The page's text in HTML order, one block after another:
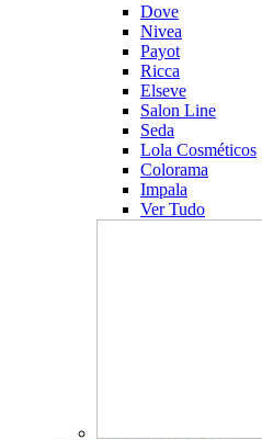
Dove
Nivea
Payot
Ricca
Elseve
Salon Line
Seda
Lola Cosméticos
Colorama
Impala
Ver Tudo